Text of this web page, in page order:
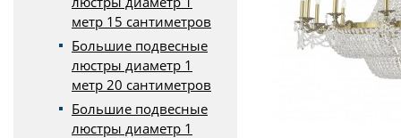
метр 15 сантиметров
Большие подвесные
люстры диаметр 1
метр 20 сантиметров
Большие подвесные
люстры диаметр 1